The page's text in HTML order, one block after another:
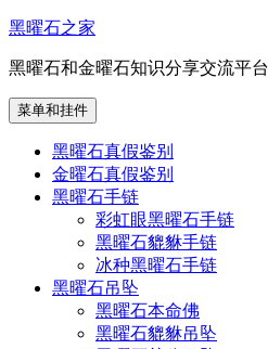
跳
内
容
黑曜石之家
黑曜石和金曜石知识分享交流平台
菜单和挂件
黑曜石真假鉴别
金曜石真假鉴别
黑曜石手链
彩虹眼黑曜石手链
黑曜石貔貅手链
冰种黑曜石手链
黑曜石吊坠
黑曜石本命佛
黑曜石貔貅吊坠